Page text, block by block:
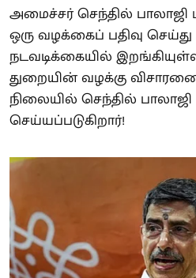
அமைச்சர் செந்தில் பாலாஜி
ஒரு வழக்கைப் பதிவு
நடவடிக்கையில்
துறையின் வழக்கு
நிலையில் செந்தில்
செய்யப்படுகிறார்!